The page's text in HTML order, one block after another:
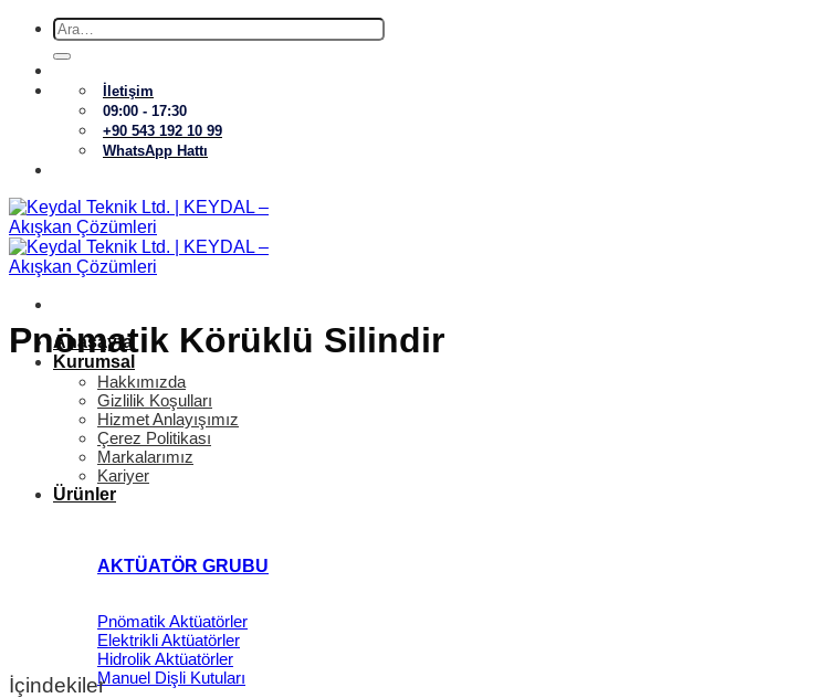
İçeriğeAra:
İletişim
09:00 - 17:30
+90 543 192 10 99
WhatsApp Hattı
Anasayfa
Kurumsal
Hakkımızda
Gizlilik Koşulları
Hizmet Anlayışımız
Çerez Politikası
Markalarımız
Kariyer
Ürünler
AKTÜATÖR GRUBU
Pnömatik Aktüatörler
Elektrikli Aktüatörler
Hidrolik Aktüatörler
Manuel Dişli Kutuları
Pnömatik Körüklü Silindir
İçindekiler